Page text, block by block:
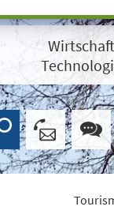
Wirtschaft